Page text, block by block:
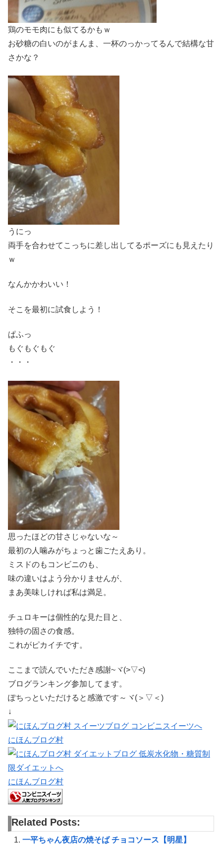
鶏のモモ肉にも似てるかもｗ
お砂糖の白いのがまんま、一杯のっかってるんで結構な甘
さかな？
うにっ
両手を合わせてこっちに差し出してるポーズにも見えたり
ｗ
なんかかわいい！
そこを最初に試食しよう！
ぱふっ
もぐもぐもぐ
・・・
思ったほどの甘さじゃないな～
最初の人噛みがちょっと歯ごたえあり。
ミスドのもコンビニのも、
味の違いはよう分かりませんが、
まあ美味しければ私は満足。
チュロキーは個性的な見た目と、
独特の固さの食感。
これがピカイチです。
ここまで読んでいただき感謝~ヾ(>▽<)
ブログランキング参加してます。
ぽちっといただけると感激です～ヾ(＞▽＜)
↓
にほんブログ村
にほんブログ村
Related Posts:
一平ちゃん夜店の焼そば チョコソース【明星】